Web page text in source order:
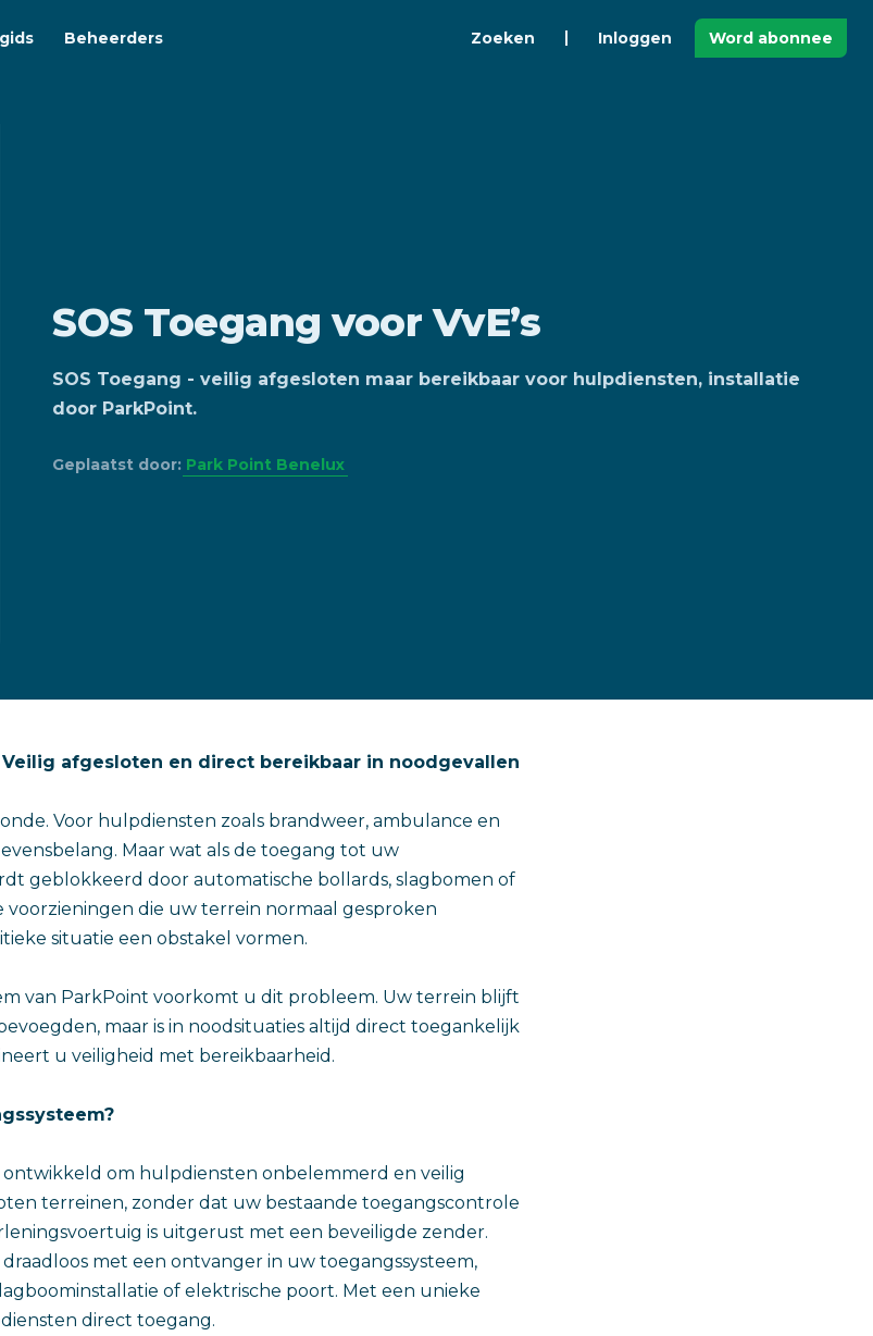
Beheerders Zoeken Inloggen Word abonnee
SOS Toegang voor VvE’s
SOS Toegang - veilig afgesloten maar bereikbaar voor hulpdiensten, installatie
door ParkPoint.
Geplaatst door: Park Point Benelux
Veilig afgesloten en direct bereikbaar in noodgevallen
Voor hulpdiensten zoals brandweer, ambulance en
Maar wat als de toegang tot uw
geblokkeerd door automatische bollards, slagbomen of
voorzieningen die uw terrein normaal gesproken
situatie een obstakel vormen.
van ParkPoint voorkomt u dit probleem. Uw terrein blijft
maar is in noodsituaties altijd direct toegankelijk
u veiligheid met bereikbaarheid.
ontwikkeld om hulpdiensten onbelemmerd en veilig
terreinen, zonder dat uw bestaande toegangscontrole
is uitgerust met een beveiligde zender.
met een ontvanger in uw toegangssysteem,
of elektrische poort. Met een unieke
direct toegang.